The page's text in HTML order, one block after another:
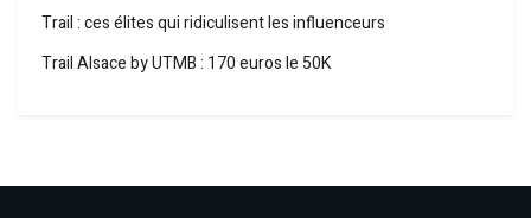
Trail : ces élites qui ridiculisent les influenceurs
Trail Alsace by UTMB : 170 euros le 50K